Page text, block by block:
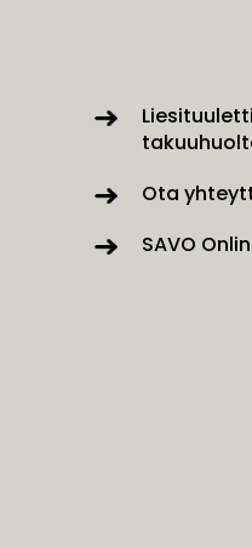
Ota
SAVO